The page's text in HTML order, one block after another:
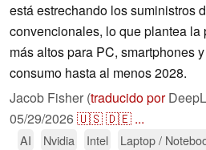
está estrechando los suministros
convencionales, lo que plantea la
más altos para PC, smartphones
consumo hasta al menos 2028.
Jacob Fisher (traducido por
05/29/2026🇺🇸🇩🇪 ...
AI Nvidia Intel Laptop /